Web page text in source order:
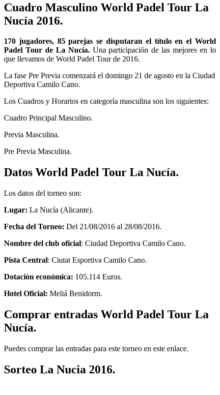
Cuadro Masculino World Padel Tour La
Nucía 2016.
170 jugadores, 85 parejas se disputaran el título en el World
Padel Tour de La Nucía.Una participación de las mejores en lo
que llevamos de World Padel Tour de 2016.
La fase Pre Previa comenzará el domingo 21 de agosto en la Ciudad
Deportiva Camilo Cano.
Los Cuadros y Horarios en categoría masculina son los siguientes:
Cuadro Principal Masculino.
Previa Masculina.
Pre Previa Masculina.
Datos World Padel Tour La Nucía.
Los datos del torneo son:
Lugar: La Nucía (Alicante).
Fecha del Torneo: Del 21/08/2016 al 28/08/2016.
Nombre del club oficial: Ciudad Deportiva Camilo Cano.
Pista Central: Ciutat Esportiva Camilo Cano.
Dotación económica: 105.114 Euros.
Hotel Oficial: Meliá Benidorm.
Comprar entradas World Padel Tour La
Nucía.
Puedes comprar las entradas para este torneo en este enlace.
Sorteo La Nucia 2016.